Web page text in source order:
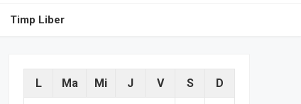
Timp Liber
L Ma Mi J V S D